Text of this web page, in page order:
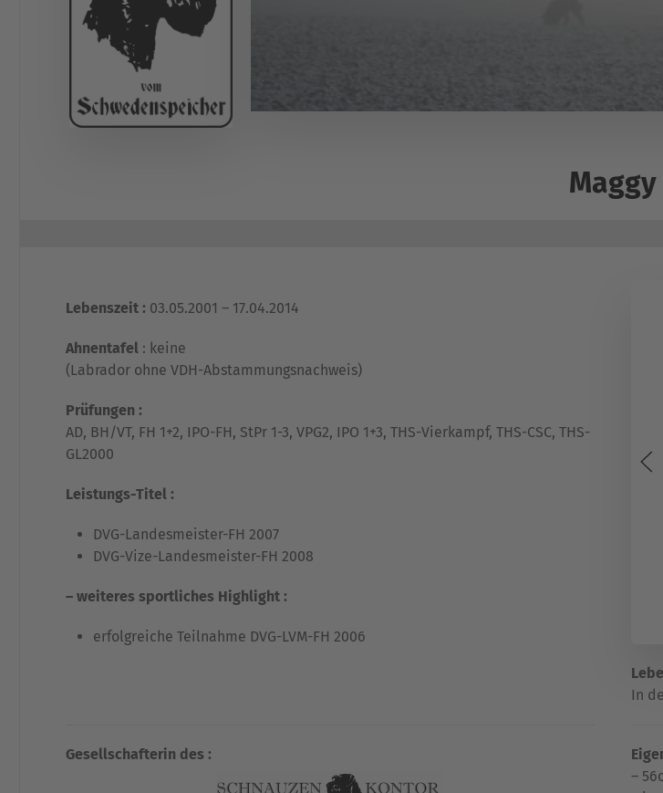
Maggy
Lebenszeit : 03.05.2001 – 17.04.2014
Ahnentafel : keine
(Labrador ohne VDH-Abstammungsnachweis)
Prüfungen :
AD, BH/VT, FH 1+2, IPO-FH, StPr 1-3, VPG2, IPO 1+3, THS-Vierkampf, THS-CSC, THS-
GL2000
Leistungs-Titel :
DVG-Landesmeister-FH 2007
DVG-Vize-Landesmeister-FH 2008
– weiteres sportliches Highlight :
erfolgreiche Teilnahme DVG-LVM-FH 2006
In
Gesellschafterin des :
–